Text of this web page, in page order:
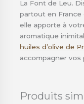
La Font de Leu.
partout en France
elle apporte à
aromatique
huiles d’olive de
accompagner vos
Produits